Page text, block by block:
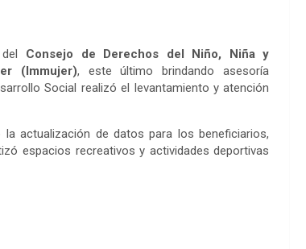
Consejo de Derechos del Niño, Niña y
(Immujer), este último brindando asesoría
Social realizó el levantamiento y atención
actualización de datos para los beneficiarios,
espacios recreativos y actividades deportivas